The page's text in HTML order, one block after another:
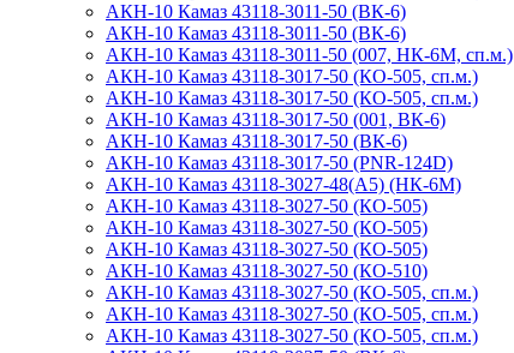
АКН-10 Камаз 43118-3011-50 (ВК-6)
АКН-10 Камаз 43118-3011-50 (ВК-6)
АКН-10 Камаз 43118-3011-50 (007, НК-6М, сп.м.)
АКН-10 Камаз 43118-3017-50 (КО-505, сп.м.)
АКН-10 Камаз 43118-3017-50 (КО-505, сп.м.)
АКН-10 Камаз 43118-3017-50 (001, ВК-6)
АКН-10 Камаз 43118-3017-50 (ВК-6)
АКН-10 Камаз 43118-3017-50 (PNR-124D)
АКН-10 Камаз 43118-3027-48(А5) (НК-6М)
АКН-10 Камаз 43118-3027-50 (КО-505)
АКН-10 Камаз 43118-3027-50 (КО-505)
АКН-10 Камаз 43118-3027-50 (КО-505)
АКН-10 Камаз 43118-3027-50 (КО-510)
АКН-10 Камаз 43118-3027-50 (КО-505, сп.м.)
АКН-10 Камаз 43118-3027-50 (КО-505, сп.м.)
АКН-10 Камаз 43118-3027-50 (КО-505, сп.м.)